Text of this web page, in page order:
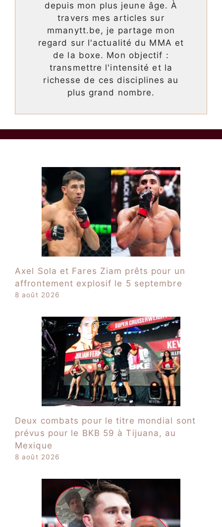
depuis mon plus jeune âge. À
travers mes articles sur
mmanytt.be, je partage mon
regard sur l'actualité du MMA et
de la boxe. Mon objectif :
transmettre l'intensité et la
richesse de ces disciplines au
plus grand nombre.
Axel Sola et Fares Ziam prêts pour un
affrontement explosif le 5 septembre
8 août 2026
Deux combats pour le titre mondial sont
prévus pour le BKB 59 à Tijuana, au
Mexique
8 août 2026